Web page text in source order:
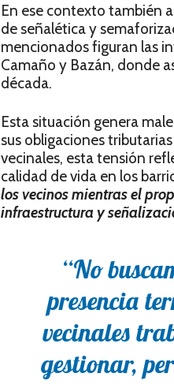
En ese contexto también
de señalética y
mencionados figuran las
Camaño y Bazán, donde
década.
Esta situación genera
sus obligaciones
vecinales, esta tensión
calidad de vida en los
los vecinos mientras el
infraestructura y
“No
presencia
vecinales
gestionar,